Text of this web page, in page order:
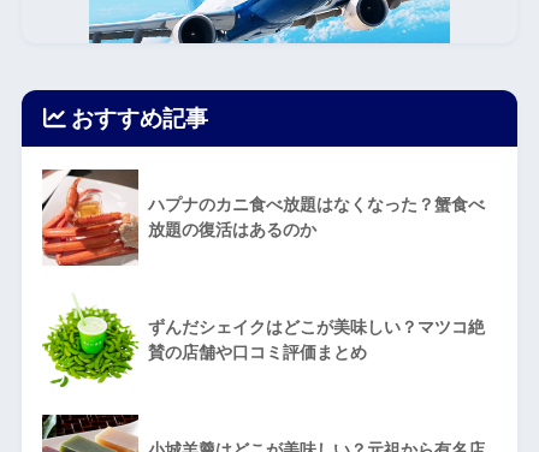
おすすめ記事
ハプナのカニ食べ放題はなくなった？蟹食べ
放題の復活はあるのか
ずんだシェイクはどこが美味しい？マツコ絶
賛の店舗や口コミ評価まとめ